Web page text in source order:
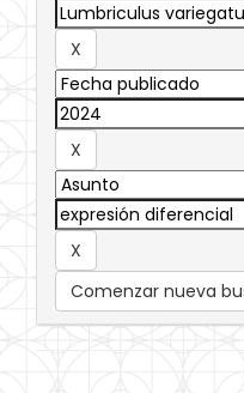
Comenzar nueva